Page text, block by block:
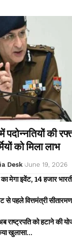
पदोन्नतियों की
को मिला लाभ
Desk June 19, 2026
का मेगा इवेंट, 14 हजार
से पहले वित्तमंत्री
राष्ट्रपति को हटाने की
खुलासा…